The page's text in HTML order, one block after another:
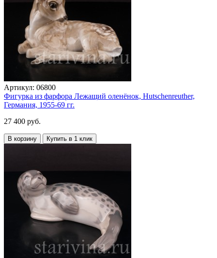
Артикул: 06800
Фигурка из фарфора Лежащий оленёнок, Hutschenreuther,
Германия, 1955-69 гг.
27 400 руб.
В корзину Купить в 1 клик